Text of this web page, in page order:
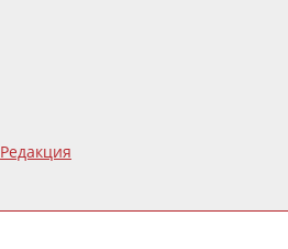
Редакция